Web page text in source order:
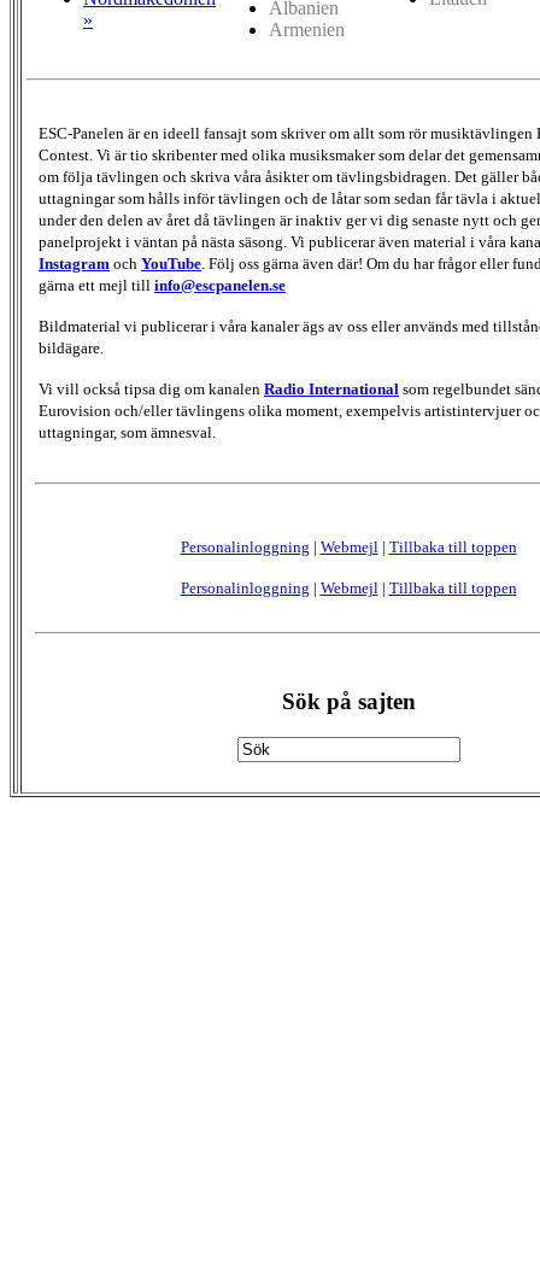
»
Albanien
Armenien
ESC-Panelen är en ideell fansajt som skriver om allt som rör musiktävlingen
Contest. Vi är tio skribenter med olika musiksmaker som delar det
om följa tävlingen och skriva våra åsikter om tävlingsbidragen. Det gäller
uttagningar som hålls inför tävlingen och de låtar som sedan får tävla i
under den delen av året då tävlingen är inaktiv ger vi dig senaste nytt och
panelprojekt i väntan på nästa säsong. Vi publicerar även material i våra
Instagram och YouTube . Följ oss gärna även där! Om du har frågor eller
gärna ett mejl till info@escpanelen.se
Bildmaterial vi publicerar i våra kanaler ägs av oss eller används med
bildägare.
Vi vill också tipsa dig om kanalen Radio International som regelbundet
Eurovision och/eller tävlingens olika moment, exempelvis artistintervjuer
uttagningar, som ämnesval.
Personalinloggning | Webmejl | Tillbaka till toppen
Personalinloggning | Webmejl | Tillbaka till toppen
Sök på sajten